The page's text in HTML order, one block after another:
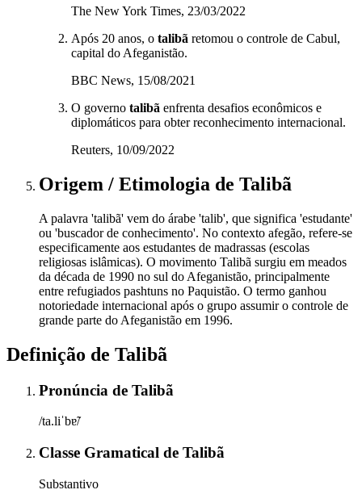
The New York Times, 23/03/2022
Após 20 anos, o talibã retomou o controle de Cabul,
capital do Afeganistão.
BBC News, 15/08/2021
O governo talibã enfrenta desafios econômicos e
diplomáticos para obter reconhecimento internacional.
Reuters, 10/09/2022
Origem / Etimologia de Talibã
A palavra 'talibã' vem do árabe 'talib', que significa 'estudante'
ou 'buscador de conhecimento'. No contexto afegão, refere-se
especificamente aos estudantes de madrassas (escolas
religiosas islâmicas). O movimento Talibã surgiu em meados
da década de 1990 no sul do Afeganistão, principalmente
entre refugiados pashtuns no Paquistão. O termo ganhou
notoriedade internacional após o grupo assumir o controle de
grande parte do Afeganistão em 1996.
Definição de Talibã
Pronúncia de Talibã
/ta.liˈbɐ̃/
Classe Gramatical de Talibã
Substantivo